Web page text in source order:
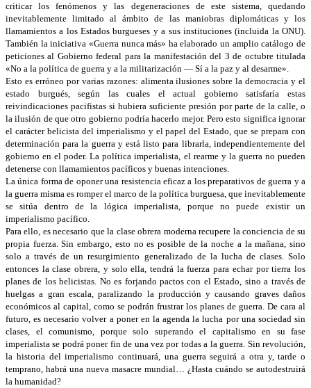
criticar los fenómenos y las degeneraciones de este sistema, quedando
inevitablemente limitado al ámbito de las maniobras diplomáticas y los
llamamientos a los Estados burgueses y a sus instituciones (incluida la ONU).
También la iniciativa «Guerra nunca más» ha elaborado un amplio catálogo de
peticiones al Gobierno federal para la manifestación del 3 de octubre titulada
«No a la política de guerra y a la militarización — Sí a la paz y al desarme».
Esto es erróneo por varias razones: alimenta ilusiones sobre la democracia y el
estado burgués, según las cuales el actual gobierno satisfaría estas
reivindicaciones pacifistas si hubiera suficiente presión por parte de la calle, o
la ilusión de que otro gobierno podría hacerlo mejor. Pero esto significa ignorar
el carácter belicista del imperialismo y el papel del Estado, que se prepara con
determinación para la guerra y está listo para librarla, independientemente del
gobierno en el poder. La política imperialista, el rearme y la guerra no pueden
detenerse con llamamientos pacíficos y buenas intenciones.
La única forma de oponer una resistencia eficaz a los preparativos de guerra y a
la guerra misma es romper el marco de la política burguesa, que inevitablemente
se sitúa dentro de la lógica imperialista, porque no puede existir un
imperialismo pacífico.
Para ello, es necesario que la clase obrera moderna recupere la conciencia de su
propia fuerza. Sin embargo, esto no es posible de la noche a la mañana, sino
solo a través de un resurgimiento generalizado de la lucha de clases. Solo
entonces la clase obrera, y solo ella, tendrá la fuerza para echar por tierra los
planes de los belicistas. No es forjando pactos con el Estado, sino a través de
huelgas a gran escala, paralizando la producción y causando graves daños
económicos al capital, como se podrán frustrar los planes de guerra. De cara al
futuro, es necesario volver a poner en la agenda la lucha por una sociedad sin
clases, el comunismo, porque solo superando el capitalismo en su fase
imperialista se podrá poner fin de una vez por todas a la guerra. Sin revolución,
la historia del imperialismo continuará, una guerra seguirá a otra y, tarde o
temprano, habrá una nueva masacre mundial… ¿Hasta cuándo se autodestruirá
la humanidad?